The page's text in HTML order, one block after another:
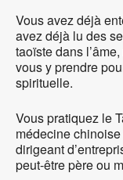
Vous avez déjà
avez déjà lu des
taoïste dans
vous y prendre
spirituelle.
Vous pratiquez le
médecine
dirigeant
peut-être père ou